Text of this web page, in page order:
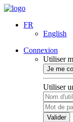
FR
English
Connexion
Utiliser
Je me
Utiliser
Valider